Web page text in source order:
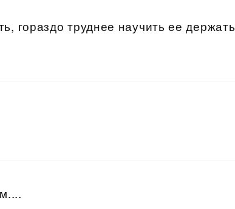
гораздо труднее научить ее держать